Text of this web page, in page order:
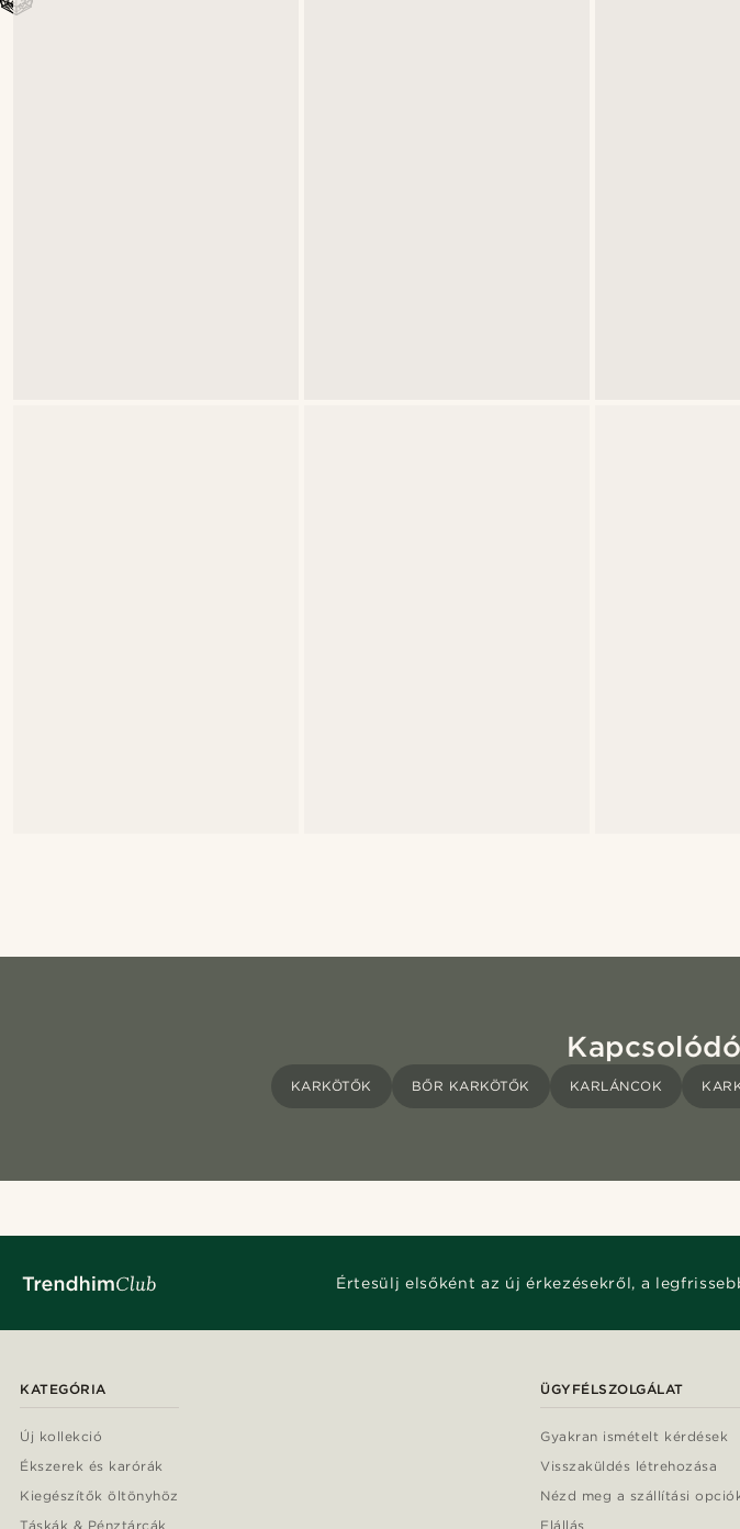
KARKÖTŐK BŐR KARKÖTŐK KARLÁNCOK
Értesülj elsőként az új érkezésekről, a
KATEGÓRIA
Új kollekció
Ékszerek és karórák
Kiegészítők öltönyhöz
Táskák & Pénztárcák
ÜGYFÉLSZOLGÁLAT
Gyakran ismételt kérdések
Visszaküldés létrehozása
Nézd meg a szállítási
Elállás